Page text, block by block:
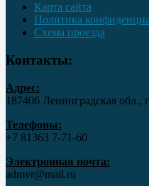
Карта сайта
Политика
Схема проезда
Контакты:
Адрес:
187406 Ленинградская
Телефоны:
+7 81363 7‑71-60
Электронная почта:
admvr@mail.ru